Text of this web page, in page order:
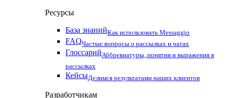
Ресурсы
База знанийКак использовать Messaggio
FAQЧастые вопросы о рассылках и чатах
ГлоссарийАббревиатуры, понятия и выражения в
рассылках
КейсыДелимся результатами наших клиентов
Разработчикам